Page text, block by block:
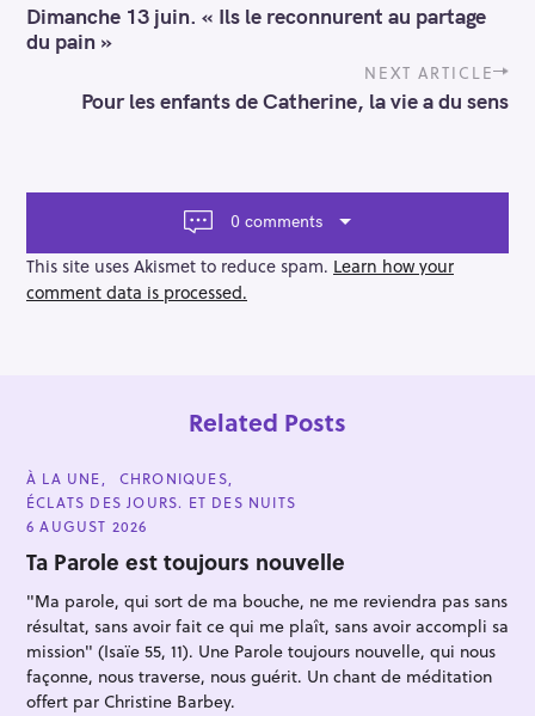
s
t
a
o
n
Dimanche 13 juin. « Ils le reconnurent au partage
du pain »
NEXT ARTICLE
Pour les enfants de Catherine, la vie a du sens
0 comments
This site uses Akismet to reduce spam. Learn how your
comment data is processed.
Related Posts
C
A
T
E
G
O
R
E
À LA UNE
CHRONIQUES
ÉCLATS DES JOURS. ET DES NUITS
6 AUGUST 2026
Ta Parole est toujours nouvelle
"Ma parole, qui sort de ma bouche, ne me reviendra pas sans
résultat, sans avoir fait ce qui me plaît, sans avoir accompli sa
mission" (Isaïe 55, 11). Une Parole toujours nouvelle, qui nous
façonne, nous traverse, nous guérit. Un chant de méditation
offert par Christine Barbey.